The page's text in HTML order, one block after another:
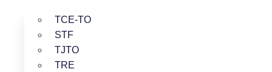
TCE-TO
STF
TJTO
TRE